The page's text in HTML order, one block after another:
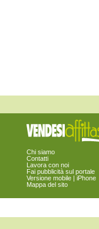
San Michele al Tagliamento
Santo Stino di Livenza
Teglio Veneto
Torre di Mosto
Venezia
Vigonovo
Chi siamo
Contatti
Lavora con noi
Fai pubblicità sul portale
Versione mobile | iPhone
Mappa del sito